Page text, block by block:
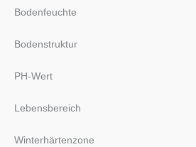
Bodenfeuchte
Bodenstruktur
PH-Wert
Lebensbereich
Winterhärtenzone